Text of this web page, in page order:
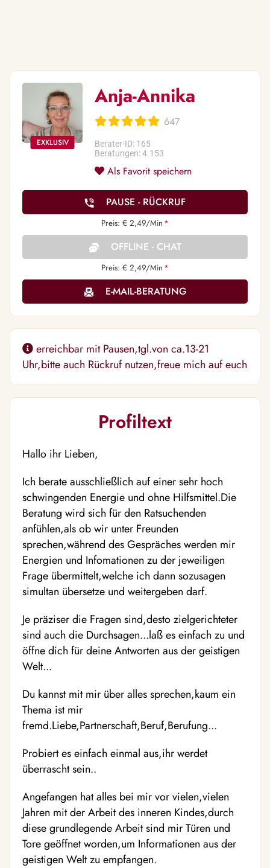
Anja-Annika
647
Berater-ID: 165
Beratungen: 4.153
Als Favorit speichern
PAUSE - RÜCKRUF
Preis: € 2,49/Min *
OFFLINE - CHAT
Preis: € 2,49/Min *
E-MAIL-BERATUNG
erreichbar mit Pausen,tgl.von ca.13-21
Uhr,bitte auch Rückruf nutzen,freue mich auf euch
Profiltext
Hallo ihr Lieben,
Ich berate ausschließlich auf einer sehr hoch
schwingenden Energie und ohne Hilfsmittel.Die
Beratung wird sich für den Ratsuchenden
anfühlen,als ob wir unter Freunden
sprechen,während des Gespräches werden mir
Energien und Infomationen zu der jeweiligen
Frage übermittelt,welche ich dann sozusagen
simultan übersetze und weitergeben darf.
Je präziser die Fragen sind,desto zielgerichteter
sind auch die Durchsagen...laß es einfach zu und
öffne dich für deine Antworten aus der geistigen
Welt...
Du kannst mit mir über alles sprechen,kaum ein
Thema ist mir
fremd.Liebe,Partnerschaft,Beruf,Berufung...
Probiert es einfach einmal aus,ihr werdet
überrascht sein..
Angefangen hat alles bei mir vor vielen,vielen
Jahren mit der Arbeit des inneren Kindes,durch
diese grundlegende Arbeit sind mir Türen und
Tore geöffnet worden,um Informationen aus der
geistigen Welt zu empfangen.